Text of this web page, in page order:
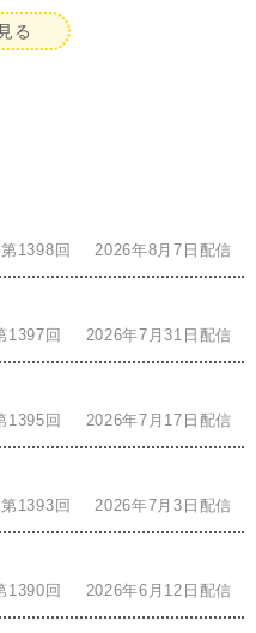
る
第1398回 2026年8月7日配信
1397回 2026年7月31日配信
1395回 2026年7月17日配信
第1393回 2026年7月3日配信
1390回 2026年6月12日配信